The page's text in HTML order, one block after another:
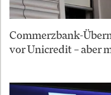
Commerzbank-
vor Unicredit – aber